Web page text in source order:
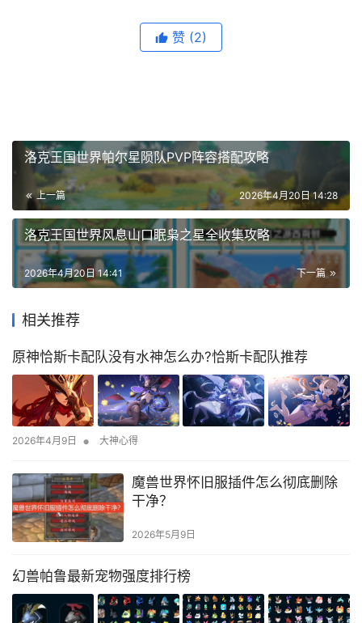
赞 (2)
洛克王国世界帕尔星陨队PVP阵容搭配攻略
上一篇 2026年4月20日 14:28
洛克王国世界风息山口眠枭之星全收集攻略
下一篇
2026年4月20日 14:41
相关推荐
原神恰斯卡配队没有水神怎么办?恰斯卡配队推荐
2026年4月9日 • 大神心得
魔兽世界怀旧服插件怎么彻底删除
干净？
2026年5月9日
幻兽帕鲁最新宠物强度排行榜